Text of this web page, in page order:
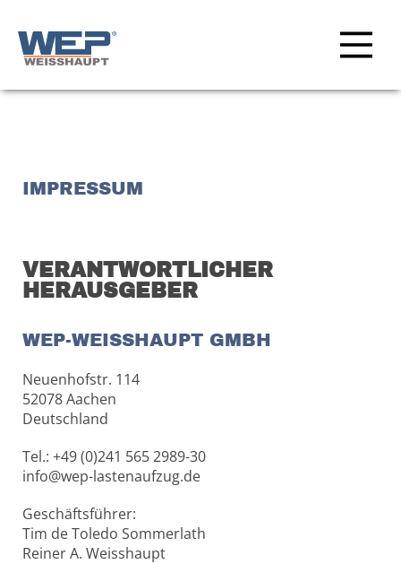
IMPRESSUM
VERANTWORTLICHER
HERAUSGEBER
WEP-WEISSHAUPT GMBH
Neuenhofstr. 114
52078 Aachen
Deutschland
Tel.: +49 (0)241 565 2989-30
info@wep-lastenaufzug.de
Geschäftsführer:
Tim de Toledo Sommerlath
Reiner A. Weisshaupt